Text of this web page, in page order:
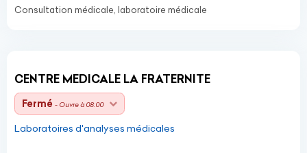
Consultation médicale, laboratoire médicale
CENTRE MEDICALE LA FRATERNITE
Fermé - Ouvre à 08:00
Laboratoires d'analyses médicales